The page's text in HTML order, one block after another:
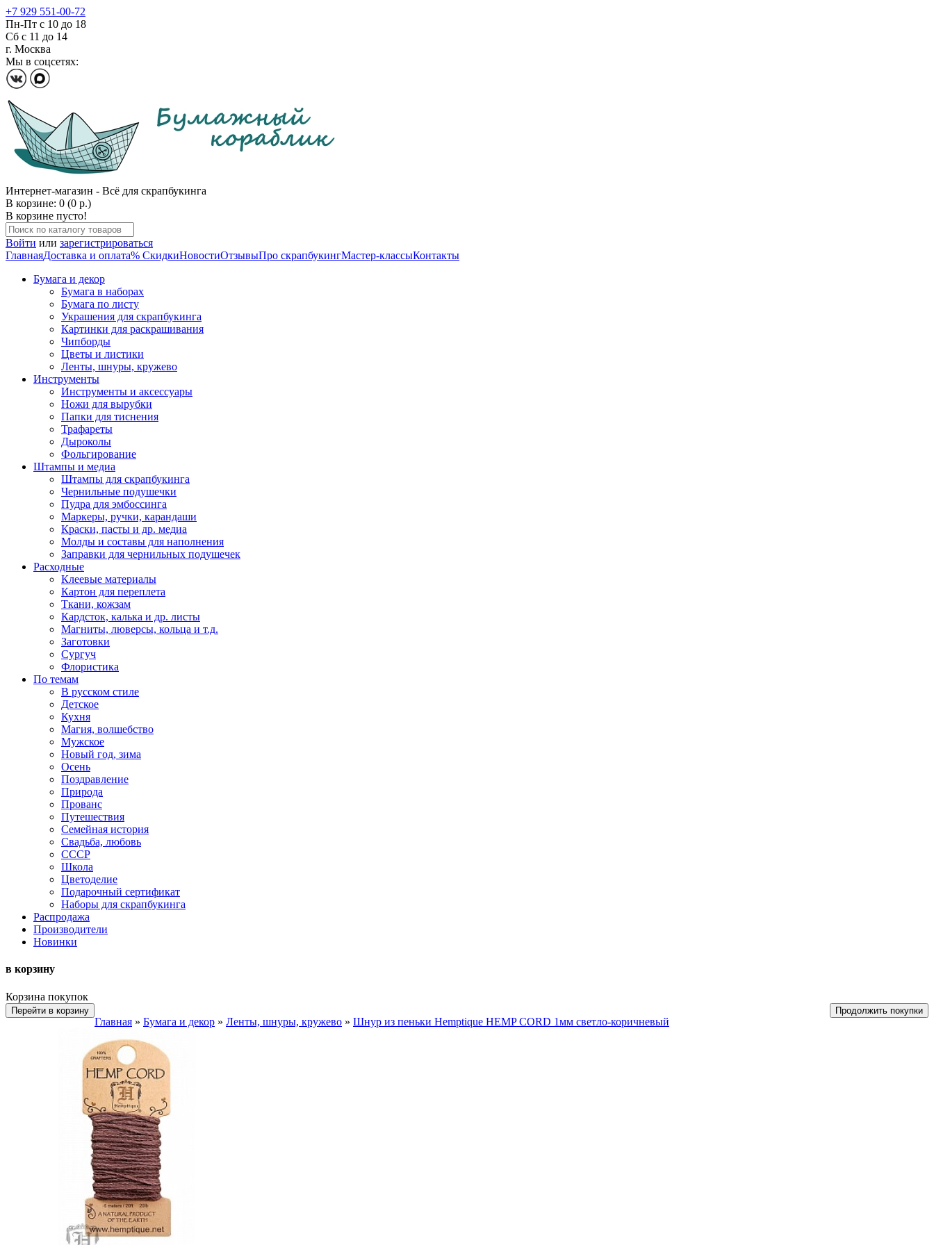
+7 929 551-00-72
Пн-Пт с 10 до 18
Сб с 11 до 14
г. Москва
Мы в соцсетях:
Интернет-магазин - Всё для скрапбукинга
В корзине: 0 (0 р.)
В корзине пусто!
Войти или зарегистрироваться
ГлавнаяДоставка и оплата% СкидкиНовостиОтзывыПро скрапбукингМастер-классыКонтакты
Бумага и декор
Бумага в наборах
Бумага по листу
Украшения для скрапбукинга
Картинки для раскрашивания
Чипборды
Цветы и листики
Ленты, шнуры, кружево
Инструменты
Инструменты и аксессуары
Ножи для вырубки
Папки для тиснения
Трафареты
Дыроколы
Фольгирование
Штампы и медиа
Штампы для скрапбукинга
Чернильные подушечки
Пудра для эмбоссинга
Маркеры, ручки, карандаши
Краски, пасты и др. медиа
Молды и составы для наполнения
Заправки для чернильных подушечек
Расходные
Клеевые материалы
Картон для переплета
Ткани, кожзам
Кардсток, калька и др. листы
Магниты, люверсы, кольца и т.д.
Заготовки
Сургуч
Флористика
По темам
В русском стиле
Детское
Кухня
Магия, волшебство
Мужское
Новый год, зима
Осень
Поздравление
Природа
Прованс
Путешествия
Семейная история
Свадьба, любовь
СССР
Школа
Цветоделие
Подарочный сертификат
Наборы для скрапбукинга
Распродажа
Производители
Новинки
в корзину
Корзина покупок
Перейти в корзину Продолжить покупки
Главная » Бумага и декор » Ленты, шнуры, кружево » Шнур из пеньки Hemptique HEMP CORD 1мм светло-коричневый